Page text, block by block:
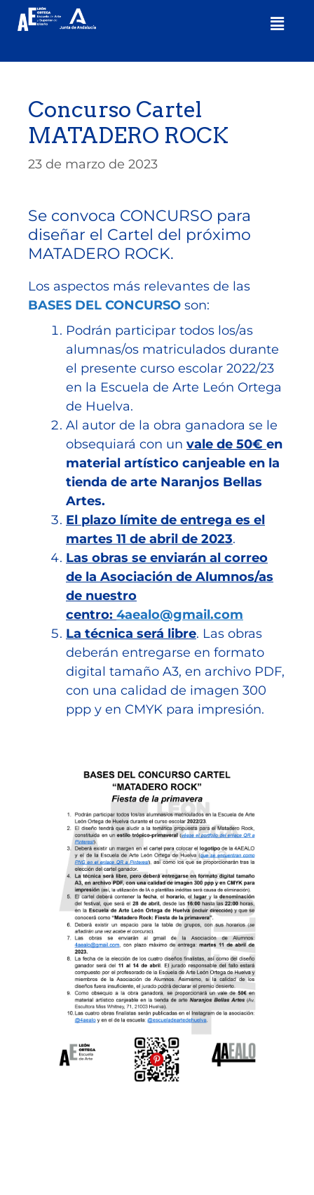
Concurso Cartel
MATADERO ROCK
23 de marzo de 2023
Se convoca CONCURSO para
diseñar el Cartel del próximo
MATADERO ROCK.
Los aspectos más relevantes de las
BASES DEL CONCURSO son:
Podrán participar todos los/as
alumnas/os matriculados durante
el presente curso escolar 2022/23
en la Escuela de Arte León Ortega
de Huelva.
Al autor de la obra ganadora se le
obsequiará con un vale de 50€ en
material artístico canjeable en la
tienda de arte Naranjos Bellas
Artes.
El plazo límite de entrega es el
martes 11 de abril de 2023.
Las obras se enviarán al correo
de la Asociación de Alumnos/as
de nuestro
centro: 4aealo@gmail.com
La técnica será libre. Las obras
deberán entregarse en formato
digital tamaño A3, en archivo PDF,
con una calidad de imagen 300
ppp y en CMYK para impresión.